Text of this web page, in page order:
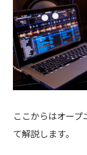
ここからはオー
て解説します。